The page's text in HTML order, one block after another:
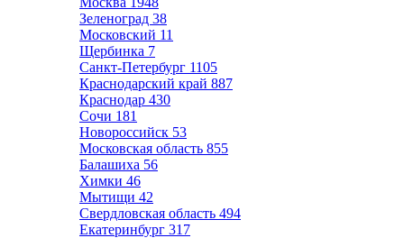
Зеленоград 38
Московский 11
Щербинка 7
Санкт-Петербург 1105
Краснодарский край 887
Краснодар 430
Сочи 181
Новороссийск 53
Московская область 855
Балашиха 56
Химки 46
Мытищи 42
Свердловская область 494
Екатеринбург 317